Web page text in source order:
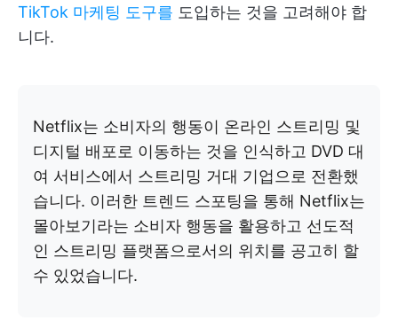
TikTok 마케팅 도구를 도입하는 것을 고려해야 합
니다.
Netflix는 소비자의 행동이 온라인 스트리밍 및
디지털 배포로 이동하는 것을 인식하고 DVD 대
여 서비스에서 스트리밍 거대 기업으로 전환했
습니다. 이러한 트렌드 스포팅을 통해 Netflix는
몰아보기라는 소비자 행동을 활용하고 선도적
인 스트리밍 플랫폼으로서의 위치를 공고히 할
수 있었습니다.